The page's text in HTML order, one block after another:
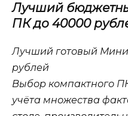
Лучший
ПК до 40000
Лучший готовый
рублей
Выбор компактного
учёта множества